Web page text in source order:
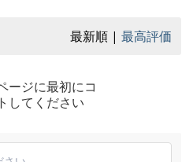
最新順 最高評価
ージに最初にコ
してください